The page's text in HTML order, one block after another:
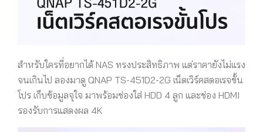
สำหรับใครที่อยากได้ NAS ทรงประสิทธิภาพ แต่ราคายังไม่แรง
จนเกินไป ลองมาดู QNAP TS-451D2-2G เน็ตเวิร์คสตอเรจขั้น
โปร เก็บข้อมูลจุใจ มาพร้อมช่องใส่ HDD 4 ลูก และช่อง HDMI
รองรับการแสดงผล 4K